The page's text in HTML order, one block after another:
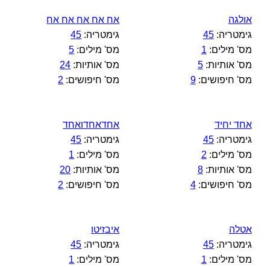
אולגה
גימטריה:45
מס' מילים: 1
מס' אותיות:5
מס' חיפושים:9
אח אח אח אח אח
גימטריה: 45
מס' מילים: 5
מס' אותיות: 24
מס' חיפושים: 2
אחד יחיד
גימטריה:45
מס' מילים: 2
מס' אותיות:8
מס' חיפושים:4
אחדאחדואחד
גימטריה: 45
מס' מילים: 1
מס' אותיות: 20
מס' חיפושים: 2
אטלה
גימטריה:45
מס' מילים: 1
איבזיטו
גימטריה: 45
מס' מילים: 1